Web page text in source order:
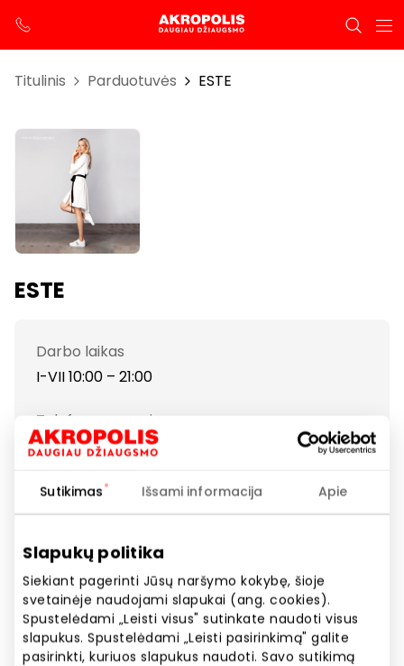
Sutikimas Išsami informacija Apie
Slapukų politika
Siekiant pagerinti Jūsų naršymo kokybę, šioje
svetainėje naudojami slapukai (ang. cookies).
Spustelėdami „Leisti visus" sutinkate naudoti visus
slapukus. Spustelėdami „Leisti pasirinkimą" galite
pasirinkti, kuriuos slapukus naudoti. Savo sutikimą
Titulinis Parduotuvės ESTE
ESTE
Darbo laikas
I-VII 10:00 – 21:00
Telefono numeris
+370 69901092
Svetainės adresas
Rodyti lokaciją žemėlapyje
Avalynės parduotuvės ESTE – kokybės ir šiuolaikinės
elegancijos atspindys. Šiuo metu ESTE avalynės